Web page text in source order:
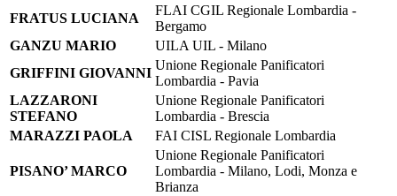
FRATUS LUCIANA
FLAI CGIL Regionale Lombardia -
Bergamo
GANZU MARIO
UILA UIL - Milano
GRIFFINI GIOVANNI
Unione Regionale Panificatori
Lombardia - Pavia
LAZZARONI
STEFANO
Unione Regionale Panificatori
Lombardia - Brescia
MARAZZI PAOLA
FAI CISL Regionale Lombardia
PISANO’ MARCO
Unione Regionale Panificatori
Lombardia - Milano, Lodi, Monza e
Brianza